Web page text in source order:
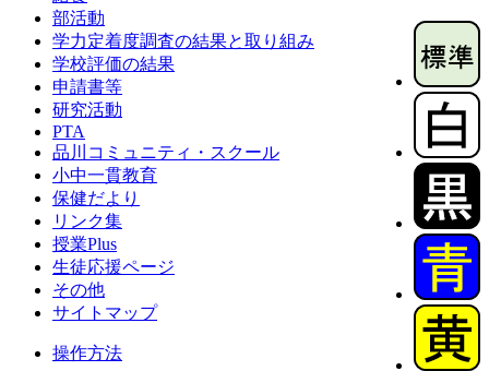
部活動
学力定着度調査の結果と取り組み
学校評価の結果
申請書等
研究活動
PTA
品川コミュニティ・スクール
小中一貫教育
保健だより
リンク集
授業Plus
生徒応援ページ
その他
サイトマップ
操作方法